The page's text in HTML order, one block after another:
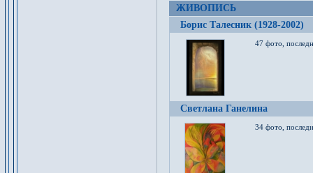
ЖИВОПИСЬ
Борис Талесник (1928-2002)
47 фото,
Светлана Ганелина
34 фото,